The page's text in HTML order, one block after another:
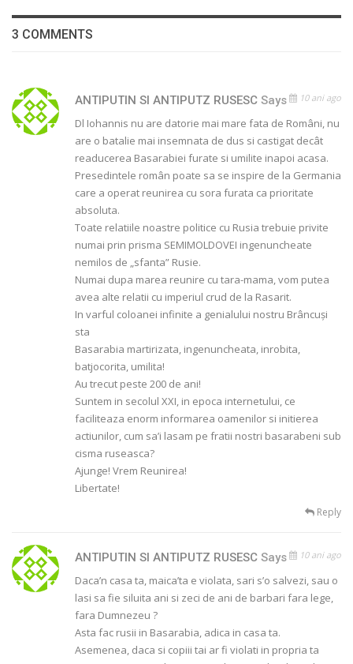
3 COMMENTS
ANTIPUTIN SI ANTIPUTZ RUSESC Says 10 ani ago
Dl Iohannis nu are datorie mai mare fata de Români, nu
are o batalie mai insemnata de dus si castigat decât
readucerea Basarabiei furate si umilite inapoi acasa.
Presedintele român poate sa se inspire de la Germania
care a operat reunirea cu sora furata ca prioritate
absoluta.
Toate relatiile noastre politice cu Rusia trebuie privite
numai prin prisma SEMIMOLDOVEI ingenuncheate
nemilos de „sfanta” Rusie.
Numai dupa marea reunire cu tara-mama, vom putea
avea alte relatii cu imperiul crud de la Rasarit.
In varful coloanei infinite a genialului nostru Brâncuși
sta
Basarabia martirizata, ingenuncheata, inrobita,
batjocorita, umilita!
Au trecut peste 200 de ani!
Suntem in secolul XXI, in epoca internetului, ce
faciliteaza enorm informarea oamenilor si initierea
actiunilor, cum sa’i lasam pe fratii nostri basarabeni sub
cisma ruseasca?
Ajunge! Vrem Reunirea!
Libertate!
Reply
ANTIPUTIN SI ANTIPUTZ RUSESC Says 10 ani ago
Daca’n casa ta, maica’ta e violata, sari s’o salvezi, sau o
lasi sa fie siluita ani si zeci de ani de barbari fara lege,
fara Dumnezeu ?
Asta fac rusii in Basarabia, adica in casa ta.
Asemenea, daca si copiii tai ar fi violati in propria ta